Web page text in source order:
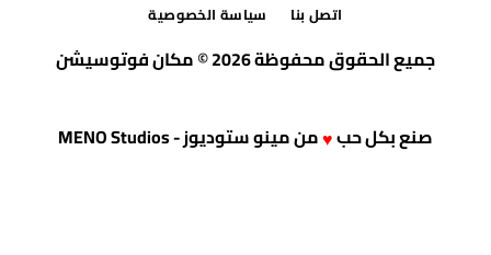
اتصل بنا سياسة الخصوصية
جميع الحقوق محفوظة 2026 © مكان فوتوسيشن
صنع بكل حب♥منمينو ستوديوز - MENO Studios